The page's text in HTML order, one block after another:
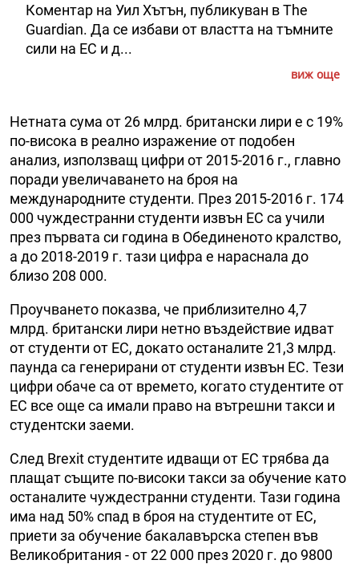
Коментар на Уил Хътън, публикуван в The
Guardian. Да се избави от властта на тъмните
сили на ЕС и д...
виж още
Нетната сума от 26 млрд. британски лири е с 19%
по-висока в реално изражение от подобен
анализ, използващ цифри от 2015-2016 г., главно
поради увеличаването на броя на
международните студенти. През 2015-2016 г. 174
000 чуждестранни студенти извън ЕС са учили
през първата си година в Обединеното кралство,
а до 2018-2019 г. тази цифра е нараснала до
близо 208 000.
Проучването показва, че приблизително 4,7
млрд. британски лири нетно въздействие идват
от студенти от ЕС, докато останалите 21,3 млрд.
паунда са генерирани от студенти извън ЕС. Тези
цифри обаче са от времето, когато студентите от
ЕС все още са имали право на вътрешни такси и
студентски заеми.
След Brexit студентите идващи от ЕС трябва да
плащат същите по-високи такси за обучение като
останалите чуждестранни студенти. Тази година
има над 50% спад в броя на студентите от ЕС,
приети за обучение бакалавърска степен във
Великобритания - от 22 000 през 2020 г. до 9800